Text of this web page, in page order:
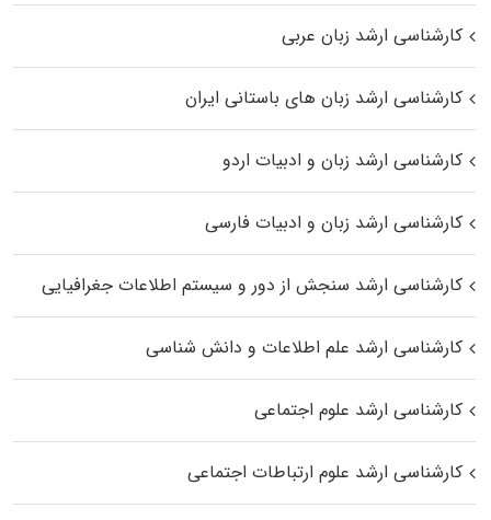
کارشناسی ارشد زبان عربی
کارشناسی ارشد زبان‌ های باستانی ایران
کارشناسی ارشد زبان و ادبیات اردو
کارشناسی ارشد زبان و ادبیات فارسی
کارشناسی ارشد سنجش از دور و سیستم اطلاعات جغرافیایی
کارشناسی ارشد علم اطلاعات و دانش شناسی
کارشناسی ارشد علوم اجتماعی
کارشناسی ارشد علوم ارتباطات اجتماعی